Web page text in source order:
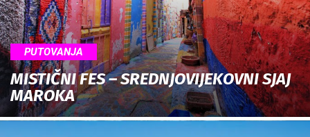
PUTOVANJA
MISTIČNI FES – SREDNJOVIJEKOVNI SJAJ
MAROKA